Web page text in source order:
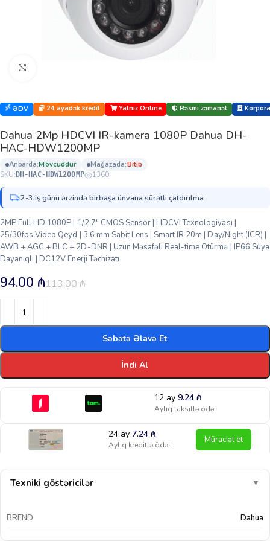
ƏDV 24 ayadək kredit Yalnız Online Rəsmi zəmanət
Dahua 2Mp HDCVI IR-kamera 1080P Dahua DH-
HAC-HDW1200MP
anbarda: mövcuddur mağazada:
bi̇ti̇b
SKU: DH-HAC-HDW1200MP 1360
2-3 iş günü ərzində birbaşa ünvana sürətli çatdırılma
2MP Full HD 1080P | 1/2.7″ CMOS Sensor | HDCVI Texnologiyası |
25/30fps Video Qeyd | 3.6 mm Sabit Lens | Smart IR 20m | Day/Night (ICR) |
AWB + AGC + BLC + 2D-DNR | Uzun Məsafəli Real-time Ötürmə | IP66 Suya
Dayanıqlı | DC12V Enerji Təchizatı
113.00₼
94.00 ₼
Səbətə Əlavə Et
İndi Al
12 ay 9.24 ₼
Aylıq taksitlə ödə!
24 ay7.24₼
Aylıq kreditlə ödə! Müraciət et
Texniki göstəricilər ▼
BREND Dahua